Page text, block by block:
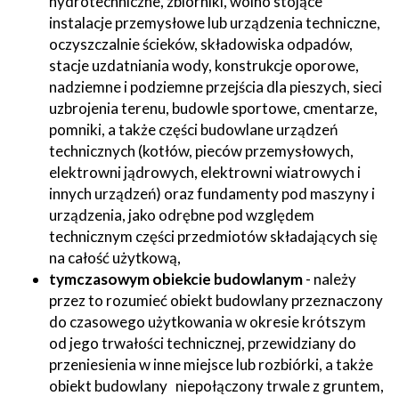
instalacje przemysłowe lub urządzenia techniczne,
oczyszczalnie ścieków, składowiska odpadów,
stacje uzdatniania wody, konstrukcje oporowe,
nadziemne i podziemne przejścia dla pieszych, sieci
uzbrojenia terenu, budowle sportowe, cmentarze,
pomniki, a także części budowlane urządzeń
technicznych (kotłów, pieców przemysłowych,
elektrowni jądrowych, elektrowni wiatrowych i
innych urządzeń) oraz fundamenty pod maszyny i
urządzenia, jako odrębne pod względem
technicznym części przedmiotów składających się
na całość użytkową,
tymczasowym obiekcie budowlanym- należy
przez to rozumieć obiekt budowlany przeznaczony
do czasowego użytkowania w okresie krótszym
od jego trwałości technicznej, przewidziany do
przeniesienia w inne miejsce lub rozbiórki, a także
obiekt budowlany niepołączony trwale z gruntem,